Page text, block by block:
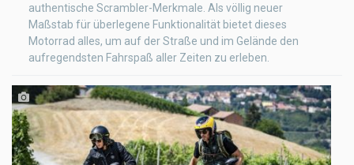
authentische Scrambler-Merkmale. Als völlig neuer
Maßstab für überlegene Funktionalität bietet dieses
Motorrad alles, um auf der Straße und im Gelände den
aufregendsten Fahrspaß aller Zeiten zu erleben.